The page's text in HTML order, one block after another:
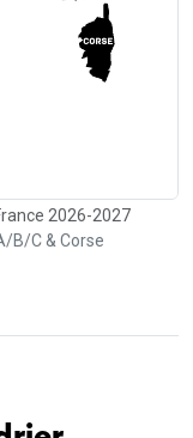
2026-2027
B/C & Corse